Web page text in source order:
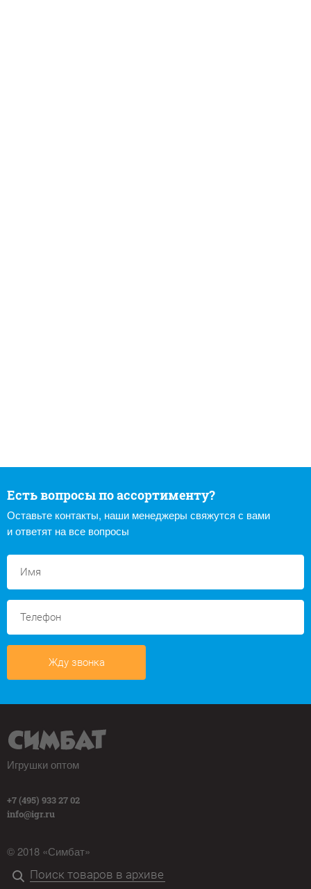
Есть вопросы по ассортименту?
Оставьте контакты, наши менеджеры свяжутся с вами
и ответят на все вопросы
Жду звонка
Игрушки оптом
+7 (495) 933 27 02
info@igr.ru
© 2018 «Симбат»